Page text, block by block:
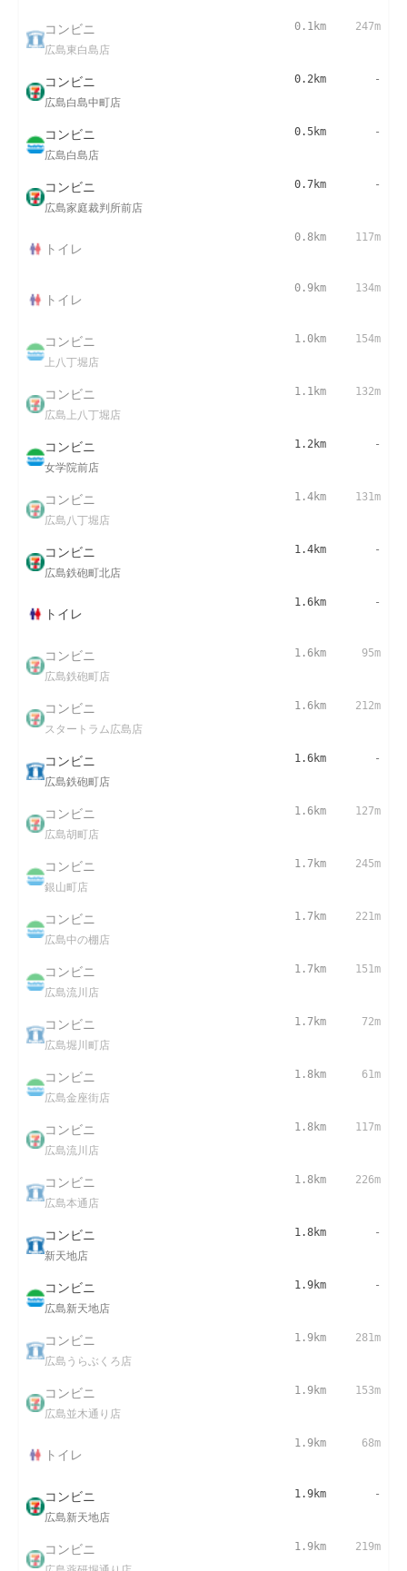
コンビニ
広島東白島店
0.1km 247m
コンビニ
広島白島中町店
0.2km -
コンビニ
広島白島店
0.5km -
コンビニ
広島家庭裁判所前店
0.7km -
トイレ
0.8km 117m
トイレ
0.9km 134m
コンビニ
上八丁堀店
1.0km 154m
コンビニ
広島上八丁堀店
1.1km 132m
コンビニ
女学院前店
1.2km -
コンビニ
広島八丁堀店
1.4km 131m
コンビニ
広島鉄砲町北店
1.4km -
トイレ
1.6km -
コンビニ
広島鉄砲町店
1.6km 95m
コンビニ
スタートラム広島店
1.6km 212m
コンビニ
広島鉄砲町店
1.6km -
コンビニ
広島胡町店
1.6km 127m
コンビニ
銀山町店
1.7km 245m
コンビニ
広島中の棚店
1.7km 221m
コンビニ
広島流川店
1.7km 151m
コンビニ
広島堀川町店
1.7km 72m
コンビニ
広島金座街店
1.8km 61m
コンビニ
広島流川店
1.8km 117m
コンビニ
広島本通店
1.8km 226m
コンビニ
新天地店
1.8km -
コンビニ
広島新天地店
1.9km -
コンビニ
広島うらぶくろ店
1.9km 281m
コンビニ
広島並木通り店
1.9km 153m
トイレ
1.9km 68m
コンビニ
広島新天地店
1.9km -
コンビニ 1.9km 219m